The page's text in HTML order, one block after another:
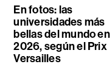
En fotos: las
universidades más
bellas del mundo en
2026, según el Prix
Versailles